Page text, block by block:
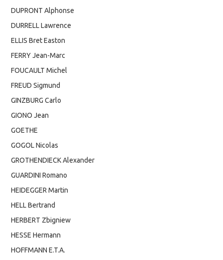
DUPRONT Alphonse
DURRELL Lawrence
ELLIS Bret Easton
FERRY Jean-Marc
FOUCAULT Michel
FREUD Sigmund
GINZBURG Carlo
GIONO Jean
GOETHE
GOGOL Nicolas
GROTHENDIECK Alexander
GUARDINI Romano
HEIDEGGER Martin
HELL Bertrand
HERBERT Zbigniew
HESSE Hermann
HOFFMANN E.T.A.